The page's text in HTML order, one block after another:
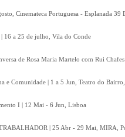
Cinemateca Portuguesa - Esplanada 39
16 a 25 de julho, Vila do Conde
de Rosa Maria Martelo com Rui
e Comunidade | 1 a 5 Jun, Teatro do
I | 12 Mai - 6 Jun, Lisboa
| 25 Abr - 29 Mai, MIRA,